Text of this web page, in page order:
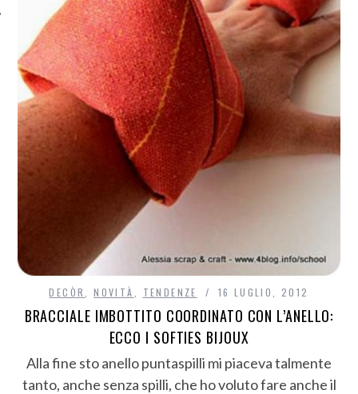
DECÒR ,NOVITÀ TENDENZE 16 LUGLIO, 2012
BRACCIALE IMBOTTITO COORDINATO CON L’ANELLO:
ECCO I SOFTIES BIJOUX
Alla fine sto anello puntaspilli mi piaceva talmente
tanto, anche senza spilli, che ho voluto fare anche il